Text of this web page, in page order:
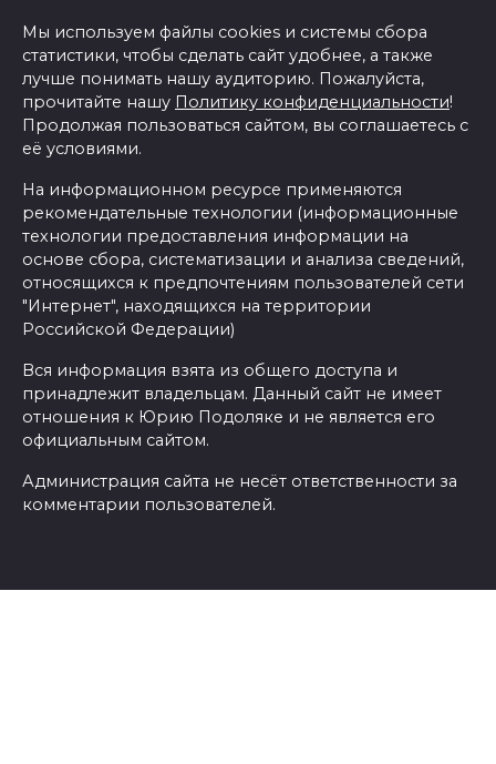
Мы используем файлы cookies и системы сбора
статистики, чтобы сделать сайт удобнее, а также
лучше понимать нашу аудиторию. Пожалуйста,
прочитайте нашу Политику конфиденциальности!
Продолжая пользоваться сайтом, вы соглашаетесь с
её условиями.
На информационном ресурсе применяются
рекомендательные технологии (информационные
технологии предоставления информации на
основе сбора, систематизации и анализа сведений,
относящихся к предпочтениям пользователей сети
"Интернет", находящихся на территории
Российской Федерации)
Вся информация взята из общего доступа и
принадлежит владельцам. Данный сайт не имеет
отношения к Юрию Подоляке и не является его
официальным сайтом.
Администрация сайта не несёт ответственности за
комментарии пользователей.